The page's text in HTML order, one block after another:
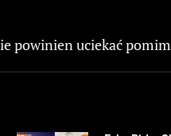
powinien uciekać